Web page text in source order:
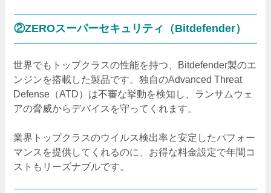
②ZEROスーパーセキュリティ（Bitdefender）
世界でもトップクラスの性能を持つ、Bitdefender製のエ
ンジンを搭載した製品です。独自のAdvanced Threat
Defense（ATD）は不審な挙動を検知し、ランサムウェ
アの脅威からデバイスを守ってくれます。
業界トップクラスのウイルス検出率と安定したパフォー
マンスを提供してくれるのに、お得な料金設定で年間コ
ストもリーズナブルです。